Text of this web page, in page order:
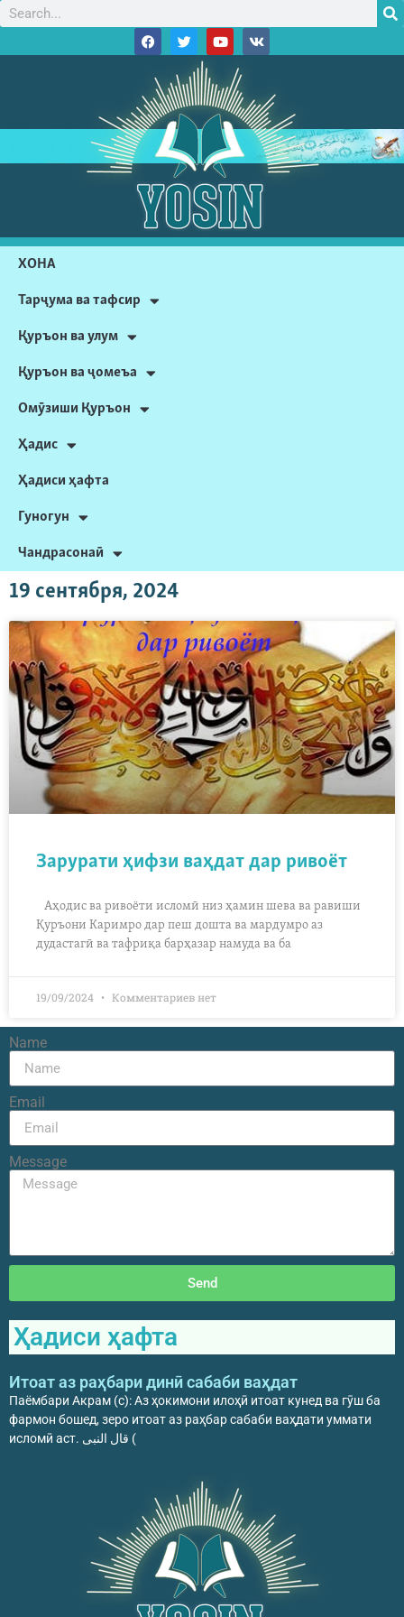
ХОНА
Тарҷума ва тафсир
Қуръон ва улум
Қуръон ва ҷомеъа
Омӯзиши Қуръон
Ҳадис
Ҳадиси ҳафта
Гуногун
Чандрасонаӣ
19 сентября, 2024
Зарурати ҳифзи ваҳдат дар ривоёт
Аҳодис ва ривоёти исломӣ низ ҳамин шева ва равиши
Қуръони Каримро дар пеш дошта ва мардумро аз
дудастагӣ ва тафриқа барҳазар намуда ва ба
19/09/2024 Комментариев нет
Name
Email
Message
Send
Ҳадиси ҳафта
Итоат аз раҳбари динӣ сабаби ваҳдат
Паёмбари Акрам (с): Аз ҳокимони илоҳӣ итоат кунед ва гӯш ба
фармон бошед, зеро итоат аз раҳбар сабаби ваҳдати уммати
исломӣ аст. قال النبی (